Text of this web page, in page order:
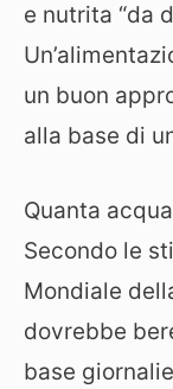
e nutrita “da
un buon
alla base di
Quanta
Secondo le
Mondiale
dovrebbe
base